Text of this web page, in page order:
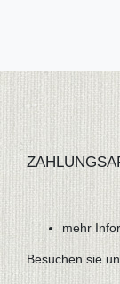
mehr
Besuchen sie